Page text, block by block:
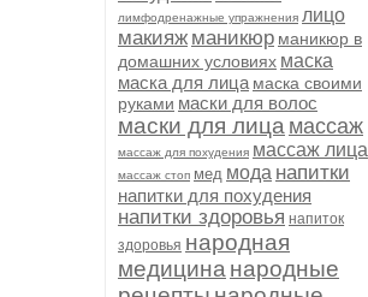
лимфодренажные упражнения лицо
макияж маникюр маникюр в
домашних условиях маска
маска для лица маска своими
руками маски для волос
маски для лица массаж
массаж для похудения массаж лица
массаж стоп мед мода напитки
напитки для похудения
напитки здоровья напиток
здоровья народная
медицина народные